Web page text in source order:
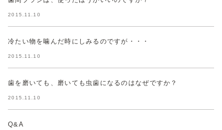
2015.11.10
冷たい物を噛んだ時にしみるのですが・・・
2015.11.10
歯を磨いても、磨いても虫歯になるのはなぜですか？
2015.11.10
Q&A